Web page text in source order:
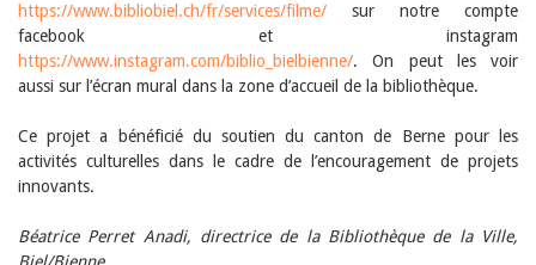
https://www.bibliobiel.ch/fr/services/filme/ sur notre compte
facebook et instagram
https://www.instagram.com/biblio_bielbienne/. On peut les voir
aussi sur l’écran mural dans la zone d’accueil de la bibliothèque.
Ce projet a bénéficié du soutien du canton de Berne pour les
activités culturelles dans le cadre de l’encouragement de projets
innovants.
Béatrice Perret Anadi, directrice de la Bibliothèque de la Ville,